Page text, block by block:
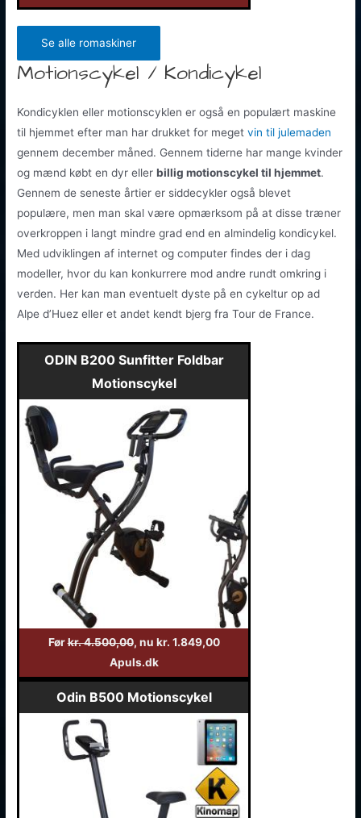
Se alle romaskiner
Motionscykel / Kondicykel
Kondicyklen eller motionscyklen er også en populært maskine
til hjemmet efter man har drukket for megetvin til julemaden
gennem december måned. Gennem tiderne har mange kvinder
og mænd købt en dyr ellerbillig motionscykel til hjemmet.
Gennem de seneste årtier er siddecykler også blevet
populære, men man skal være opmærksom på at disse træner
overkroppen i langt mindre grad end en almindelig kondicykel.
Med udviklingen af internet og computer findes der i dag
modeller, hvor du kan konkurrere mod andre rundt omkring i
verden. Her kan man eventuelt dyste på en cykeltur op ad
Alpe d’Huez eller et andet kendt bjerg fra Tour de France.
ODIN B200 Sunfitter Foldbar
Motionscykel
Førkr. 4.500,00, nu kr. 1.849,00
Apuls.dk
Odin B500 Motionscykel